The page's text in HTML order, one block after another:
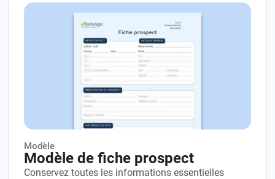
Modèle
Modèle de fiche prospect
Conservez toutes les informations essentielles